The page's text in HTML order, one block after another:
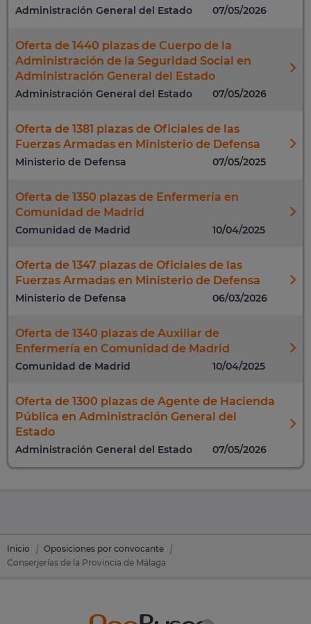
Administración General del Estado 07/05/2026
Oferta de 1440 plazas de Cuerpo de la
Administración de la Seguridad Social en
Administración General del Estado
Administración General del Estado 07/05/2026
Oferta de 1381 plazas de Oficiales de las
Fuerzas Armadas en Ministerio de Defensa
Ministerio de Defensa 07/05/2025
Oferta de 1350 plazas de Enfermería en
Comunidad de Madrid
Comunidad de Madrid 10/04/2025
Oferta de 1347 plazas de Oficiales de las
Fuerzas Armadas en Ministerio de Defensa
Ministerio de Defensa 06/03/2026
Oferta de 1340 plazas de Auxiliar de
Enfermería en Comunidad de Madrid
Comunidad de Madrid 10/04/2025
Oferta de 1300 plazas de Agente de Hacienda
Pública en Administración General del
Estado
Administración General del Estado 07/05/2026
Inicio
Oposiciones por convocante
Conserjerías de la Provincia de Málaga